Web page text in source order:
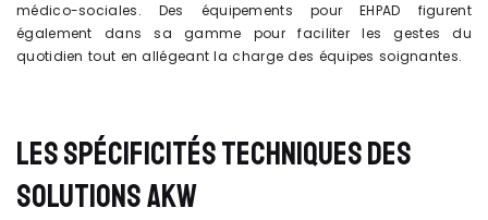
médico-sociales. Des équipements pour EHPAD figurent
également dans sa gamme pour faciliter les gestes du
quotidien tout en allégeant la charge des équipes soignantes.
LES SPÉCIFICITÉS TECHNIQUES DES
SOLUTIONS AKW